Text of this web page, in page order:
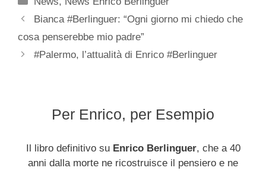
Bianca #Berlinguer: “Ogni giorno mi chiedo che
cosa penserebbe mio padre”
#Palermo, l’attualità di Enrico #Berlinguer
Per Enrico, per Esempio
Il libro definitivo su Enrico Berlinguer, che a 40
anni dalla morte ne ricostruisce il pensiero e ne